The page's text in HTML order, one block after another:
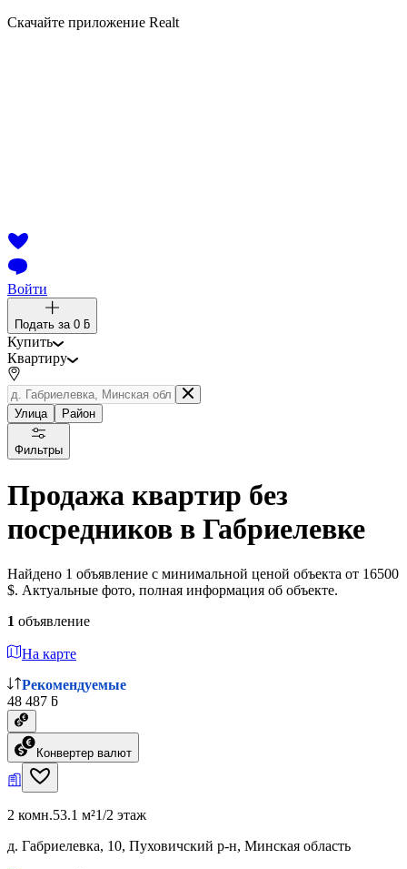
Скачайте приложение Realt
Войти
Подать за 0 ƃ
Купить
Квартиру
Улица Район
Фильтры
Продажа квартир без
посредников в Габриелевке
Найдено 1 объявление с минимальной ценой объекта от 16500
$. Актуальные фото, полная информация об объекте.
1 объявление
На карте
Рекомендуемые
48 487 ƃ
Конвертер валют
2 комн.53.1 м²1/2 этаж
д. Габриелевка, 10, Пуховичский р-н, Минская область